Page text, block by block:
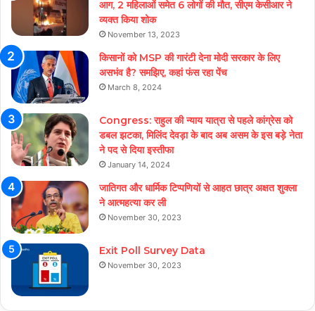
आग, 2 महिलाओं समेत 6 लोगों की मौत, सीएम केसीआर ने
व्यक्त किया शोक
November 13, 2023
किसानों को MSP की गारंटी देना मोदी सरकार के लिए
असभंव है? समझिए, कहां फंस रहा पेंच
March 8, 2024
Congress: राहुल की न्याय यात्रा से पहले कांग्रेस को
डबल झटका, मिलिंद देवड़ा के बाद अब असम के इस बड़े नेता
ने पद से दिया इस्तीफा
January 14, 2024
जातिगत और धार्मिक टिप्पणियों से आहत छात्र अक्षत शुक्ला
ने आत्महत्या कर ली
November 30, 2023
Exit Poll Survey Data
November 30, 2023